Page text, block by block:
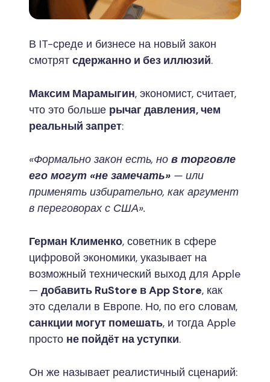
В IT-среде и бизнесе на новый закон
смотрят сдержанно и без иллюзий.
Максим Марамыгин, экономист, считает,
что это больше рычаг давления, чем
реальный запрет:
«Формально закон есть, но в торговле
его могут «не замечать» — или
применять избирательно, как аргумент
в переговорах с США».
Герман Клименко, советник в сфере
цифровой экономики, указывает на
возможный технический выход для Apple
— добавить RuStore в App Store, как
это сделали в Европе. Но, по его словам,
санкции могут помешать, и тогда Apple
просто не пойдёт на уступки.
Он же называет реалистичный сценарий: